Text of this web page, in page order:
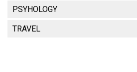
PSYHOLOGY
TRAVEL